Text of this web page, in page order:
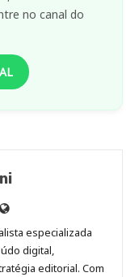
no canal do
Site
de
Anny
Malagolini
especializada
digital,
editorial. Com